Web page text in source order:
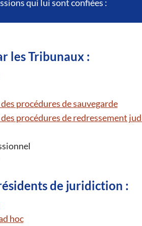
qui lui sont confiées :
les Tribunaux :
procédures de sauvegarde
procédures de redressement
de juridiction :
hoc